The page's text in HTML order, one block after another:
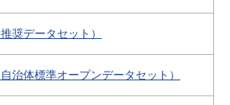
奨データセット）
治体標準オープンデータセット）